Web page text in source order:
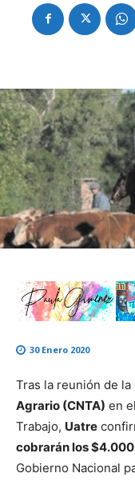
30 Enero 2020
Tras la reunión de la
Agrario (CNTA) en
Trabajo, Uatre
cobrarán los
Gobierno Nacional